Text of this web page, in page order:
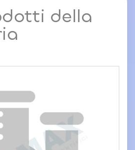
della